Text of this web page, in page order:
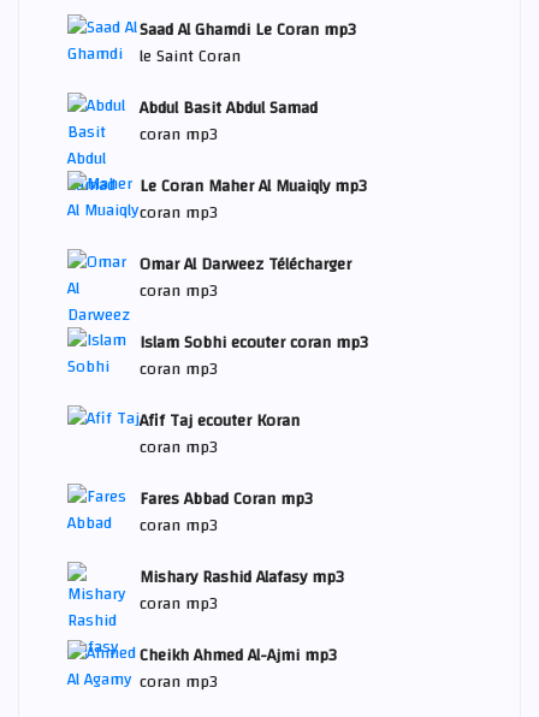
Saad Al Ghamdi Le Coran mp3
le Saint Coran
Abdul Basit Abdul Samad
coran mp3
Le Coran Maher Al Muaiqly mp3
coran mp3
Omar Al Darweez Télécharger
coran mp3
Islam Sobhi ecouter coran mp3
coran mp3
Afif Taj ecouter Koran
coran mp3
Fares Abbad Coran mp3
coran mp3
Mishary Rashid Alafasy mp3
coran mp3
Cheikh Ahmed Al-Ajmi mp3
coran mp3